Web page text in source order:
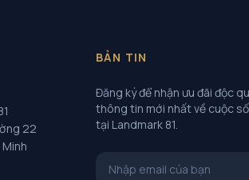
22
Minh
BẢN TIN
Đăng ký để nhận ưu đãi độc
thông tin mới nhất về cuộc
tại Landmark 81.